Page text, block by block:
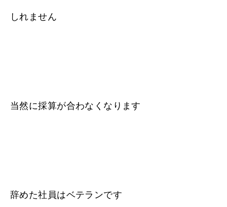
しれません
当然に採算が合わなくなります
辞めた社員はベテランです